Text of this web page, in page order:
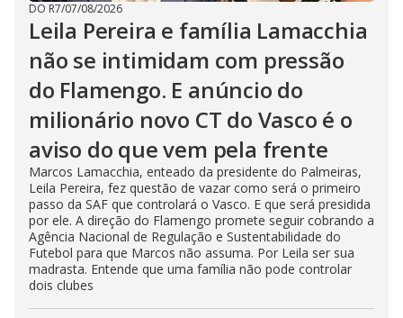
DO R7/07/08/2026
Leila Pereira e família Lamacchia
não se intimidam com pressão
do Flamengo. E anúncio do
milionário novo CT do Vasco é o
aviso do que vem pela frente
Marcos Lamacchia, enteado da presidente do Palmeiras,
Leila Pereira, fez questão de vazar como será o primeiro
passo da SAF que controlará o Vasco. E que será presidida
por ele. A direção do Flamengo promete seguir cobrando a
Agência Nacional de Regulação e Sustentabilidade do
Futebol para que Marcos não assuma. Por Leila ser sua
madrasta. Entende que uma família não pode controlar
dois clubes